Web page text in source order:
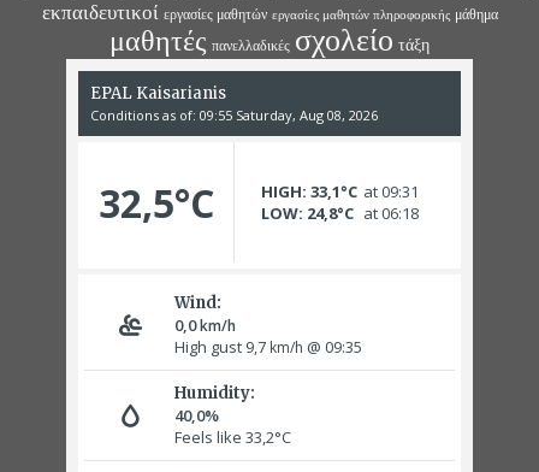
εκπαιδευτικοί εργασίες μαθητών εργασίες μαθητών πληροφορικής μάθημα
μαθητές πανελλαδικές σχολείο τάξη